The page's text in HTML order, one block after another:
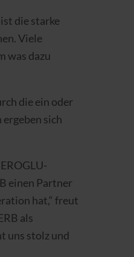
die starke
Viele
was dazu
die ein oder
sich
einen Partner
hat,“ freut
als
uns stolz und